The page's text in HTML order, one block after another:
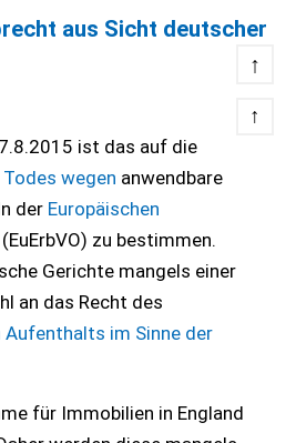
aus Sicht deutscher
↑
↑
ist das auf die
wegen anwendbare
der Europäischen
(EuErbVO) zu bestimmen.
Gerichte mangels einer
an das Recht des
Aufenthalts im Sinne der
für Immobilien in England